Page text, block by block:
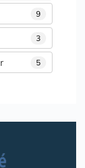
9
3
5